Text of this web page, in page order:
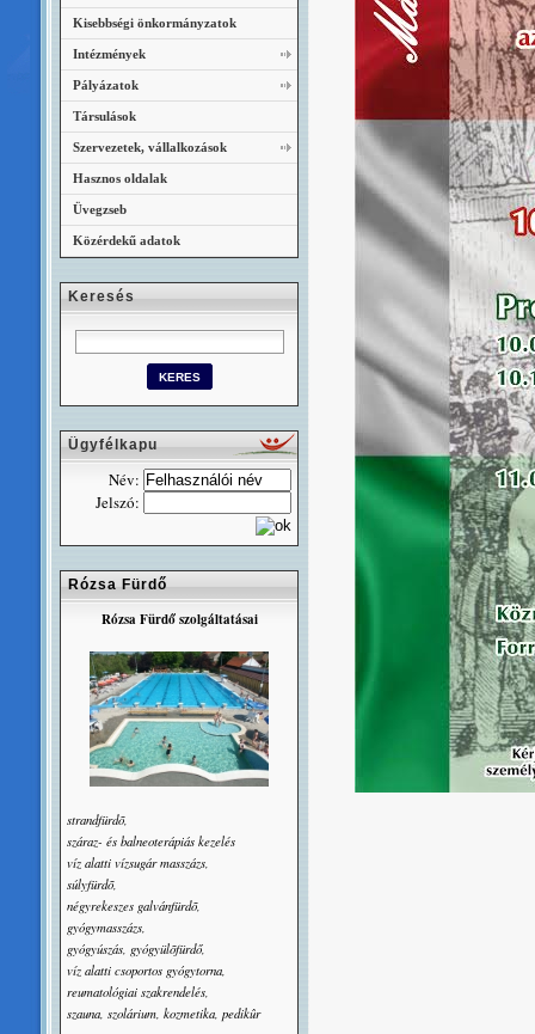
Kisebbségi önkormányzatok
Intézmények
Pályázatok
Társulások
Szervezetek, vállalkozások
Hasznos oldalak
Üvegzseb
Közérdekű adatok
Keresés
Ügyfélkapu
Név:
Jelszó:
Rózsa Fürdő
Rózsa Fürdő szolgáltatásai
strandfürdõ,
száraz- és balneoterápiás kezelés
víz alatti vízsugár masszázs,
súlyfürdõ,
négyrekeszes galvánfürdõ,
gyógymasszázs,
gyógyúszás, gyógyülõfürdő,
víz alatti csoportos gyógytorna,
reumatológiai szakrendelés,
szauna, szolárium, kozmetika, pedikûr